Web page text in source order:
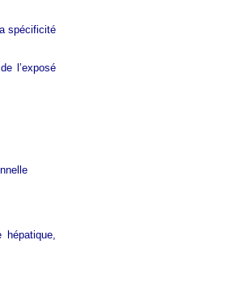
spécificité
l’exposé
hépatique,